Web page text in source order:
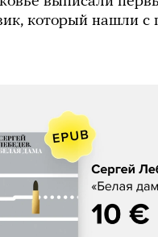
который нашли